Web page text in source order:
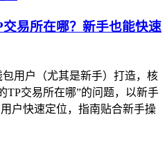
易所在哪？新手也能快速
用户（尤其是新手）打造，核
TP交易所在哪”的问题，以新手
户快速定位，指南贴合新手操